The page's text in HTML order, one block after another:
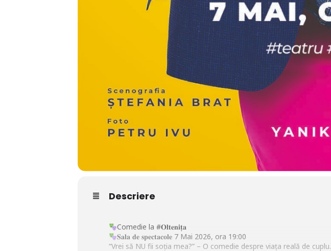
Descriere
Comedie la #𝐎𝐥𝐭𝐞𝐧𝐢𝐭̦𝐚
𝐒𝐚𝐥𝐚 𝐝𝐞 𝐬𝐩𝐞𝐜𝐭𝐚𝐜𝐨𝐥𝐞 7 Mai 2026, ora 19:00
“Vrei să NU fii soția mea?” – O comedie despre viața reală de cuplu.